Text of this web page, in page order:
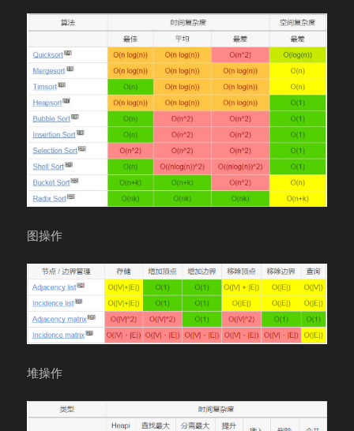
图操作
堆操作